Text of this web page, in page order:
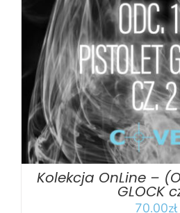
DODAJ DO KOSZYKA
Kolekcja OnLine –
GLOCK
70.00zł